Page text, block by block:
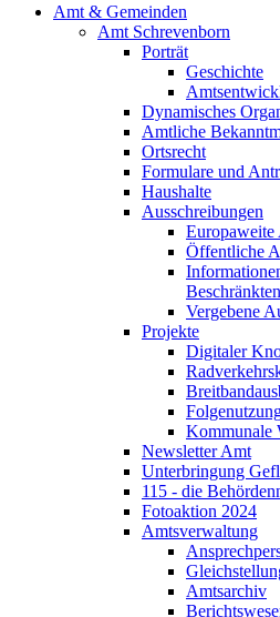
Amt & Gemeinden
Amt Schrevenborn
Porträt
Geschichte
Dynamisches
Amtliche
Ortsrecht
Formulare und
Haushalte
Ausschreibungen
Europaweite
Öffentliche
Vergebene
Projekte
Digitaler
Kommunale
Newsletter Amt
Unterbringung
115 - die
Fotoaktion 2024
Amtsverwaltung
Amtsarchiv